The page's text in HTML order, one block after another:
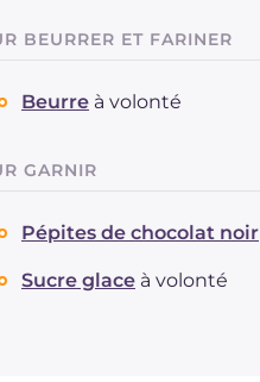
BEURRER ET FARINER
Beurre à volonté
GARNIR
Pépites de chocolat noir
Sucre glace à volonté